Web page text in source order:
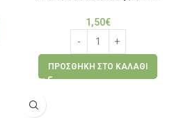
1,50€
ΠΡΟΣΘΉΚΗ ΣΤΟ ΚΑΛΆΘΙ